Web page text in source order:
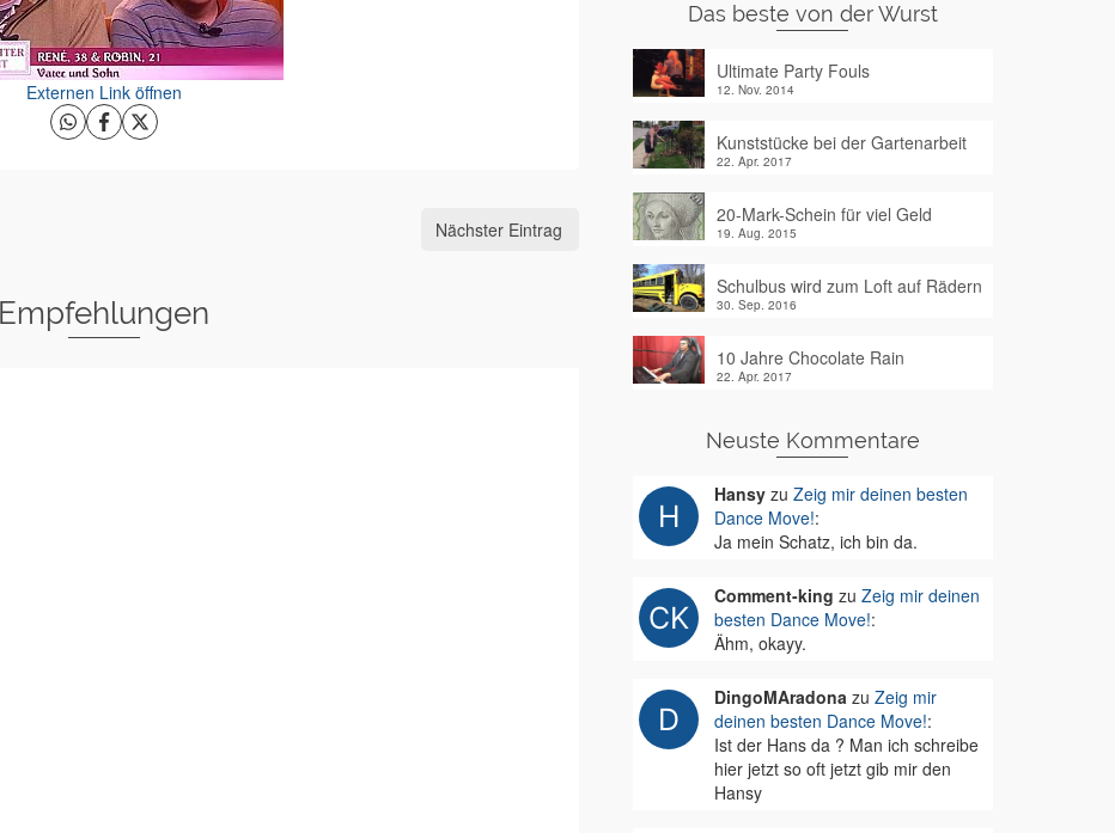
Externen Link öffnen
Nächster Eintrag
Empfehlungen
Das beste von der Wurst
Ultimate Party Fouls
12. Nov. 2014
Kunststücke bei der Gartenarbeit
22. Apr. 2017
20-Mark-Schein für viel Geld
19. Aug. 2015
Schulbus wird zum Loft auf Rädern
30. Sep. 2016
10 Jahre Chocolate Rain
22. Apr. 2017
Neuste Kommentare
Hansyzu Zeig mir deinen besten
Dance Move!:
Ja mein Schatz, ich bin da.
Comment-king zu Zeig mir deinen
besten Dance Move!:
Ähm, okayy.
DingoMAradonazu Zeig mir
deinen besten Dance Move!:
Ist der Hans da ? Man ich schreibe
hier jetzt so oft jetzt gib mir den
Hansy